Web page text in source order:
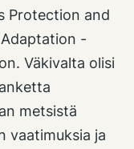
Protection and
-
Väkivalta olisi
metsistä
vaatimuksia ja